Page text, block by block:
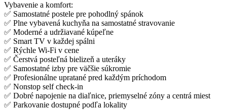
Vybavenie a komfort:
✅ Samostatné postele pre pohodlný spánok
✅ Plne vybavená kuchyňa na samostatné stravovanie
✅ Moderné a udržiavané kúpeľne
✅ Smart TV v každej spálni
✅ Rýchle Wi-Fi v cene
✅ Čerstvá posteľná bielizeň a uteráky
✅ Samostatné izby pre väčšie súkromie
✅ Profesionálne upratané pred každým príchodom
✅ Nonstop self check-in
✅ Dobré napojenie na diaľnice, priemyselné zóny a centrá miest
✅ Parkovanie dostupné podľa lokality